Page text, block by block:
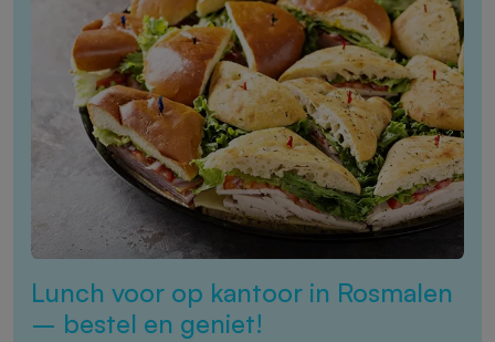
Lunch voor op kantoor in Rosmalen
– bestel en geniet!